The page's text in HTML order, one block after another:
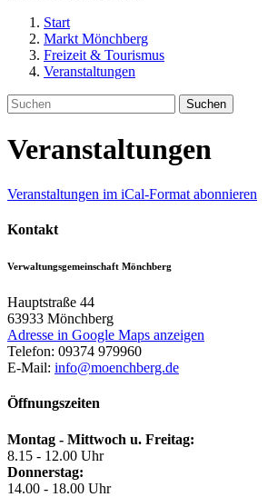
Start
Markt Mönchberg
Freizeit & Tourismus
Veranstaltungen
Suchen
Veranstaltungen
Veranstaltungen im iCal-Format abonnieren
Kontakt
Verwaltungsgemeinschaft Mönchberg
Hauptstraße 44
63933 Mönchberg
Adresse in Google Maps anzeigen
Telefon: 09374 979960
E-Mail: info@moenchberg.de
Öffnungszeiten
Montag - Mittwoch u. Freitag:
8.15 - 12.00 Uhr
Donnerstag:
14.00 - 18.00 Uhr